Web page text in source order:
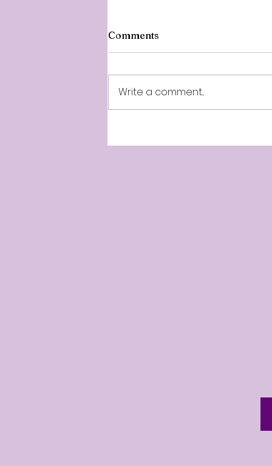
Comments
Write a comment...